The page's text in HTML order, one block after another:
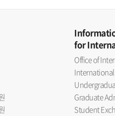
for
Office of
Graduate
Student